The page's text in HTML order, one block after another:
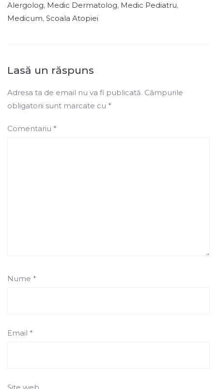
Alergolog, Medic Dermatolog, Medic Pediatru,
Medicum, Scoala Atopiei
Lasă un răspuns
Adresa ta de email nu va fi publicată. Câmpurile
obligatorii sunt marcate cu *
Comentariu *
Nume *
Email *